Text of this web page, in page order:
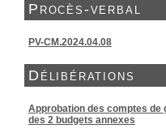
Procès-verbal
PV-CM.2024.04.08
Délibérations
Approbation des comptes de
des 2 budgets annexes